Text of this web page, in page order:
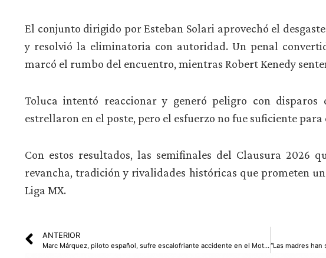
El conjunto dirigido por Esteban Solari aprovechó el
y resolvió la eliminatoria con autoridad. Un penal
marcó el rumbo del encuentro, mientras Robert Kenedy
Toluca intentó reaccionar y generó peligro con disparos
estrellaron en el poste, pero el esfuerzo no fue suficiente
Con estos resultados, las semifinales del Clausura 2026
revancha, tradición y rivalidades históricas que prometen
Liga MX.
ANTERIOR
Marc Márquez, piloto español, sufre escalofriante accidente en el Moto GP